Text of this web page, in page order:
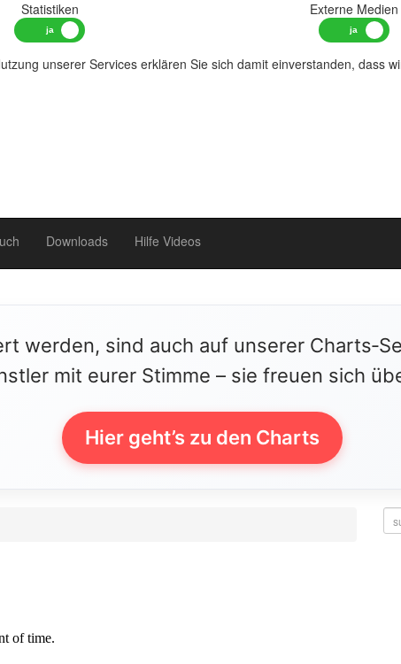
Statistiken Externe Medien
unserer Services erklären Sie sich damit einverstanden, dass
Downloads Hilfe Videos
werden, sind auch auf unserer
mit eurer Stimme – sie freuen sich
Hier geht’s zu den Charts